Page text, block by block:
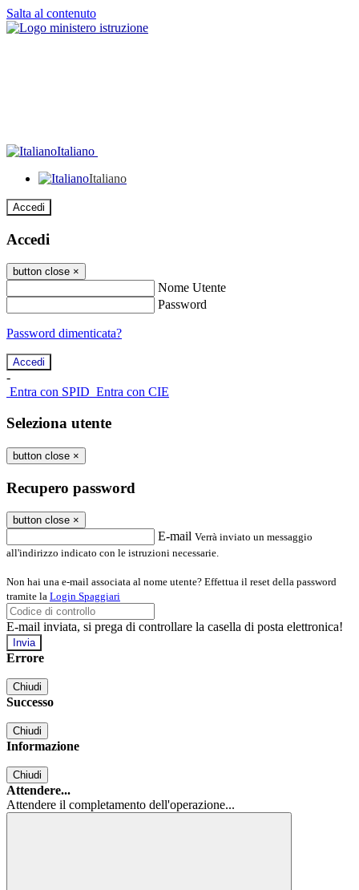
Salta al contenuto
Italiano
Italiano
Accedi
Accedi
button close ×
Nome Utente
Password
Password dimenticata?
-
Entra con SPID Entra con CIE
Seleziona utente
button close ×
Recupero password
button close ×
E-mail Verrà inviato un messaggio
all'indirizzo indicato con le istruzioni necessarie.
Non hai una e-mail associata al nome utente? Effettua il reset della password
tramite la Login Spaggiari
E-mail inviata, si prega di controllare la casella di posta elettronica!
Errore
Chiudi
Successo
Chiudi
Informazione
Chiudi
Attendere...
Attendere il completamento dell'operazione...